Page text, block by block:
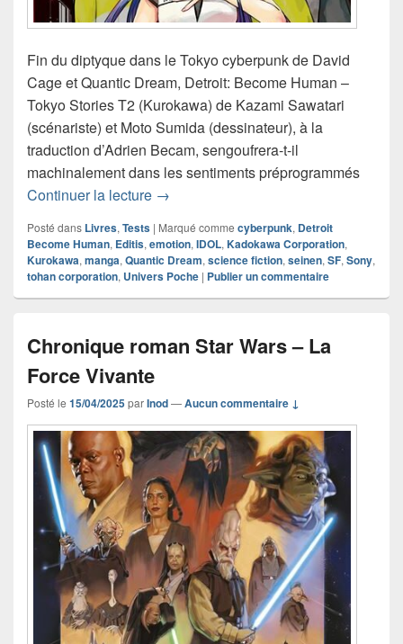
Fin du diptyque dans le Tokyo cyberpunk de David
Cage et Quantic Dream, Detroit: Become Human –
Tokyo Stories T2 (Kurokawa) de Kazami Sawatari
(scénariste) et Moto Sumida (dessinateur), à la
traduction d’Adrien Becam, sengoufrera-t-il
machinalement dans les sentiments préprogrammés
Continuer la lecture Chronique manga Detroit: Become
→
Posté dans Livres, Tests | Marqué comme cyberpunk, Detroit
Become Human, Editis, emotion, IDOL, Kadokawa Corporation,
Kurokawa, manga, Quantic Dream, science fiction, seinen, SF, Sony,
tohan corporation, Univers Poche | Publier un commentaire
Chronique roman Star Wars – La
Force Vivante
Posté le 15/04/2025parInod—Aucun commentaire ↓